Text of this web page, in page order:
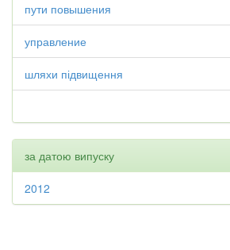
пути повышения
управление
шляхи підвищення
за датою випуску
2012